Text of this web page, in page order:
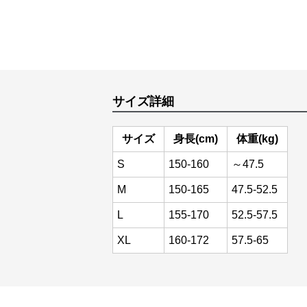
サイズ詳細
サイズ 身長(cm) 体重(kg)
S 150-160 ～47.5
M 150-165 47.5-52.5
L 155-170 52.5-57.5
XL 160-172 57.5-65